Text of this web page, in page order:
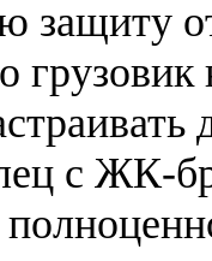
защиту
с ЖК-